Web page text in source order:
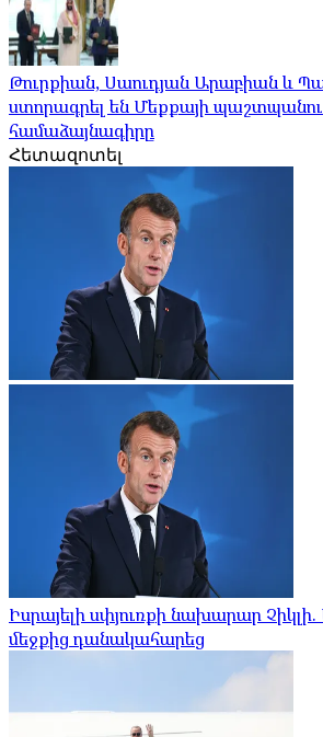
Թուրքիան, Սաուդյան Արաբիան և
ստորագրել են Մեքքայի
համաձայնագիրը
Հետազոտել
Իսրայելի սփյուռքի նախարար
մեջքից դանակահարեց